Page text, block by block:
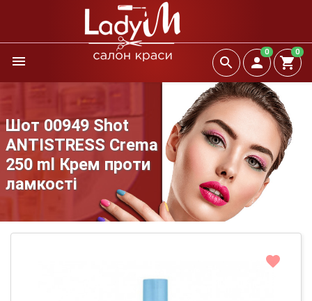
0 0
Шот 00949 Shot
ANTISTRESS Crema
250 ml Крем проти
ламкості